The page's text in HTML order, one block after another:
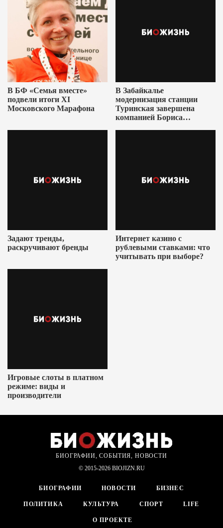
В БФ «Семья вместе»
подвели итоги XI
Московского Марафона
В Забайкалье
модернизация станции
Туринская завершена
компанией Бориса
Задают тренды,
раскручивают бренды
Интернет казино с
рублевыми ставками: что
учитывать при выборе?
Игровые слоты в платном
режиме: виды и
производители
БИОГРАФИИ, СОБЫТИЯ, НОВОСТИ
© 2015-2026 BIOJIZN.RU
БИОГРАФИИ НОВОСТИ БИЗНЕС
ПОЛИТИКА КУЛЬТУРА СПОРТ LIFE
О ПРОЕКТЕ